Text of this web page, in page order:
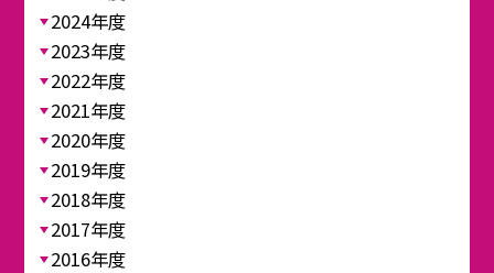
2024年度
2023年度
2022年度
2021年度
2020年度
2019年度
2018年度
2017年度
2016年度